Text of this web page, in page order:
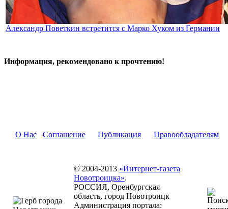
Александр Поветкин встретится с Марко Хуком из Германии
Информация, рекомендовано к прочтению!
О Нас Соглашение Публикация Правообладателям
© 2004-2013 «Интернет-газета
Новотроицка».
РОССИЯ, Оренбургская
область, город Новотроицк
Администрация портала: